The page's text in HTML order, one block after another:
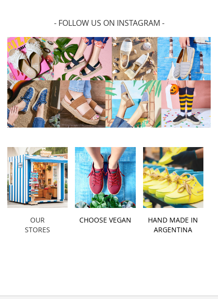
- FOLLOW US ON INSTAGRAM -
OUR
STORES
CHOOSE VEGAN
HAND MADE IN
ARGENTINA